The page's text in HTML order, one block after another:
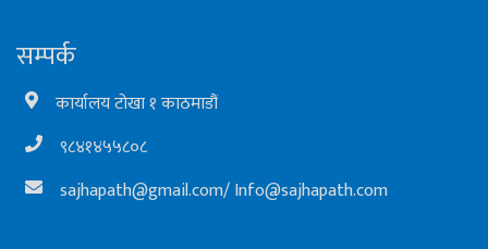
सम्पर्क
कार्यालय टोखा १ काठमाडौं
९८४१४५५८०८
sajhapath@gmail.com/Info@sajhapath.com